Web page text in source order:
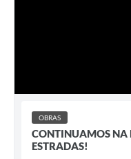
OBRAS
CONTINUAMOS NA
ESTRADAS!